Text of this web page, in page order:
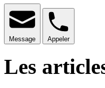
Message Appeler
Les